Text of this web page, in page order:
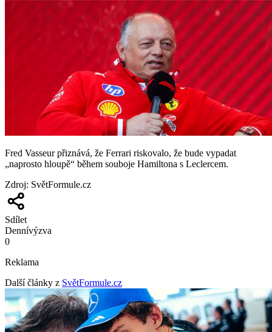
Fred Vasseur přiznává, že Ferrari riskovalo, že bude vypadat
„naprosto hloupě“ během souboje Hamiltona s Leclercem.
Zdroj: SvětFormule.cz
Sdílet
Dennívýzva
0
Reklama
Další články z SvětFormule.cz